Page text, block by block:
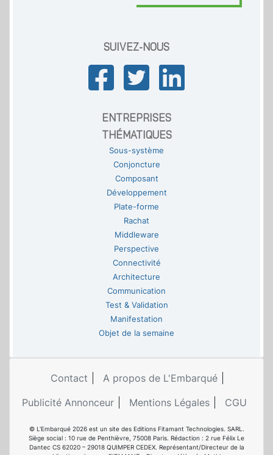
SUIVEZ-NOUS
ENTREPRISES
THÉMATIQUES
Sous-système
Conjoncture
Composant
Développement
Plate-forme
Rachat
Middleware
Perspective
Connectivité
Architecture
Communication
Test & Validation
Manifestation
Objet de la semaine
Contact
A propos de L'Embarqué
Publicité Annonceur
Mentions Légales CGU
© L'Embarqué 2026 est un site des Editions Fitamant Technologies. SARL.
Siège social : 10 rue de Penthièvre, 75008 Paris. Rédaction : 2 rue Félix Le
Dantec CS 62020 – 29018 QUIMPER CEDEX. Représentant/Directeur de la